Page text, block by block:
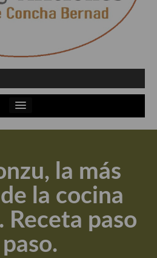
interesantes e importantes
(AOVE)
mejores AOVES
la más
la cocina
Receta paso